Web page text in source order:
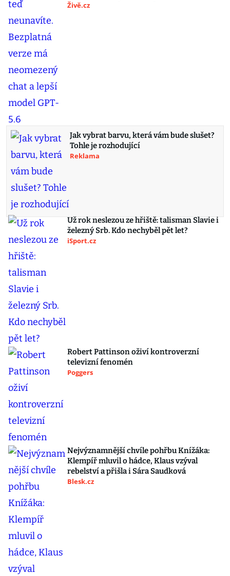
Živě.cz
Jak vybrat barvu, která vám bude slušet?
Tohle je rozhodující
Reklama
Už rok neslezou ze hřiště: talisman Slavie i
železný Srb. Kdo nechyběl pět let?
iSport.cz
Robert Pattinson oživí kontroverzní
televizní fenomén
Poggers
Nejvýznamnější chvíle pohřbu Knížáka:
Klempíř mluvil o hádce, Klaus vzýval
rebelství a přišla i Sára Saudková
Blesk.cz